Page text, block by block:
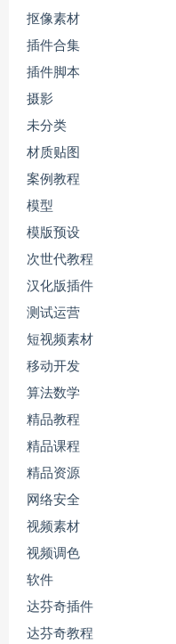
抠像素材
插件合集
插件脚本
摄影
未分类
材质贴图
案例教程
模型
模版预设
次世代教程
汉化版插件
测试运营
短视频素材
移动开发
算法数学
精品教程
精品课程
精品资源
网络安全
视频素材
视频调色
软件
达芬奇插件
达芬奇教程